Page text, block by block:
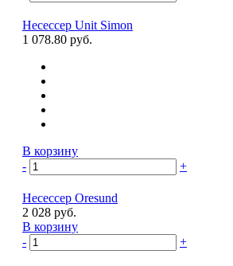
Несессер Unit Simon
1 078.80 руб.
В корзину
-
+
Несессер Oresund
2 028 руб.
В корзину
-
+